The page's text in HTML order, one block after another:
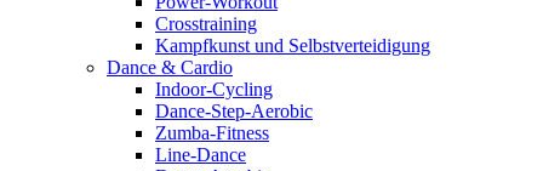
Crosstraining
Kampfkunst und Selbstverteidigung
Dance & Cardio
Indoor-Cycling
Dance-Step-Aerobic
Zumba-Fitness
Line-Dance